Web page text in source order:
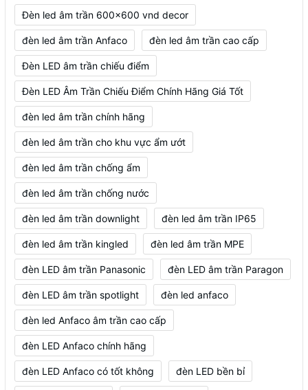
Đèn led âm trần 600x600 vnd decor
đèn led âm trần Anfaco đèn led âm trần cao cấp
Đèn LED âm trần chiếu điểm
Đèn LED Âm Trần Chiếu Điểm Chính Hãng Giá Tốt
đèn led âm trần chính hãng
đèn led âm trần cho khu vực ẩm ướt
đèn led âm trần chống ẩm
đèn led âm trần chống nước
đèn led âm trần downlight đèn led âm trần IP65
đèn led âm trần kingled đèn led âm trần MPE
đèn LED âm trần Panasonic đèn LED âm trần Paragon
đèn LED âm trần spotlight đèn led anfaco
đèn led Anfaco âm trần cao cấp
đèn LED Anfaco chính hãng
đèn LED Anfaco có tốt không đèn LED bền bỉ